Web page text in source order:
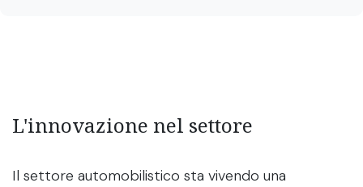
L'innovazione nel settore
Il settore automobilistico sta vivendo una